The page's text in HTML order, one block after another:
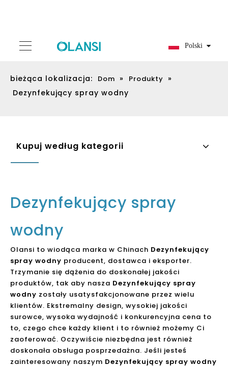
Polski
bieżąca lokalizacja: Dom » Produkty »
Dezynfekujący spray wodny
Kupuj według kategorii
Dezynfekujący spray
wodny
Olansi to wiodąca marka w Chinach Dezynfekujący
spray wodny producent, dostawca i eksporter.
Trzymanie się dążenia do doskonałej jakości
produktów, tak aby nasza Dezynfekujący spray
wodny zostały usatysfakcjonowane przez wielu
klientów. Ekstremalny design, wysokiej jakości
surowce, wysoka wydajność i konkurencyjna cena to
to, czego chce każdy klient i to również możemy Ci
zaoferować. Oczywiście niezbędna jest również
doskonała obsługa posprzedażna. Jeśli jesteś
zainteresowany naszym Dezynfekujący spray wodny